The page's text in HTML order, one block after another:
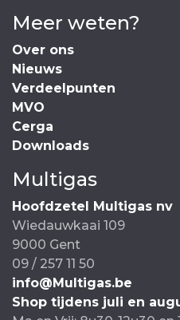
Meer weten?
Over ons
Nieuws
Verdeelpunten
MVO
Cerga
Downloads
Multigas
Hoofdzetel Multigas nv
Wiedauwkaai 109
9000 Gent
09 / 257 11 50
info@Multigas.be
Shop tijdens juli en